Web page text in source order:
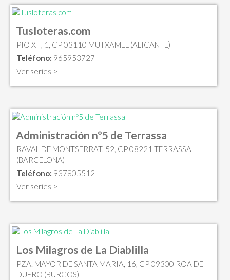
Tusloteras.com
PIO XII, 1, CP 03110 MUTXAMEL (ALICANTE)
Teléfono: 965953727
Ver series >
Administración nº5 de Terrassa
RAVAL DE MONTSERRAT, 52, CP 08221 TERRASSA
(BARCELONA)
Teléfono: 937805512
Ver series >
Los Milagros de La Diablilla
PZA. MAYOR DE SANTA MARIA, 16, CP 09300 ROA DE
DUERO (BURGOS)